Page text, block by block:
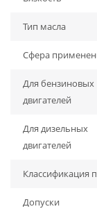
Тип масла
Сфера
Для бензиновых
двигателей
Для дизельных
двигателей
Классификация
Допуски